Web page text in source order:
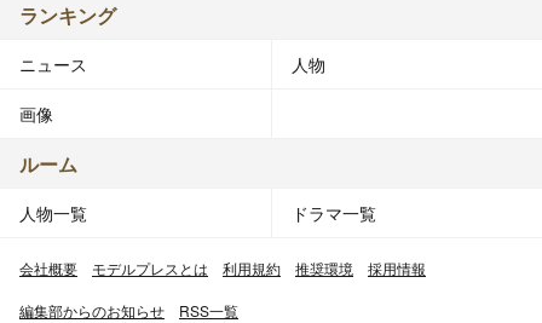
ランキング
ニュース 人物
画像
ルーム
人物一覧 ドラマ一覧
会社概要 モデルプレスとは 利用規約 推奨環境 採用情報
編集部からのお知らせ RSS一覧